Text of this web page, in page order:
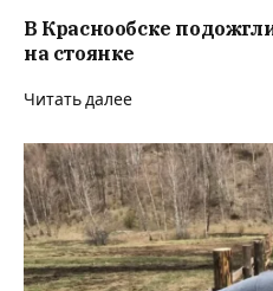
В Краснообске
на стоянке
Читать далее